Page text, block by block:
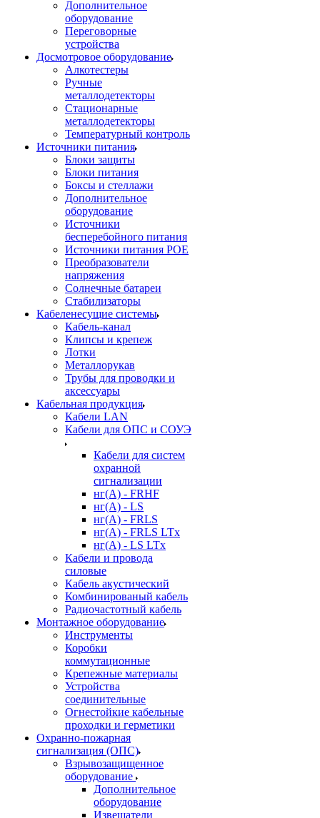
Дополнительное
оборудование
Переговорные
устройства
Досмотровое оборудование
Алкотестеры
Ручные
металлодетекторы
Стационарные
металлодетекторы
Температурный контроль
Источники питания
Блоки защиты
Блоки питания
Боксы и стеллажи
Дополнительное
оборудование
Источники
бесперебойного питания
Источники питания POE
Преобразователи
напряжения
Солнечные батареи
Стабилизаторы
Кабеленесущие системы
Кабель-канал
Клипсы и крепеж
Лотки
Металлорукав
Трубы для проводки и
аксессуары
Кабельная продукция
Кабели LAN
Кабели для ОПС и СОУЭ
Кабели для систем
охранной
сигнализации
нг(A) - FRHF
нг(A) - LS
нг(А) - FRLS
нг(А) - FRLS LTx
нг(А) - LS LTx
Кабели и провода
силовые
Кабель акустический
Комбинированый кабель
Радиочастотный кабель
Монтажное оборудование
Инструменты
Коробки
коммутационные
Крепежные материалы
Устройства
соединительные
Огнестойкие кабельные
проходки и герметики
Охранно-пожарная
сигнализация (ОПС)
Взрывозащищенное
оборудование
Дополнительное
оборудование
Извещатели